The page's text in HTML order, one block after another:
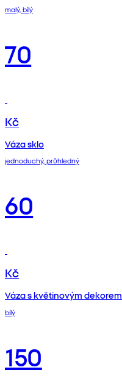
malý, bílý
70
Kč
Váza sklo
jednoduchý, průhledný
60
Kč
Váza s květinovým dekorem
bílý
150